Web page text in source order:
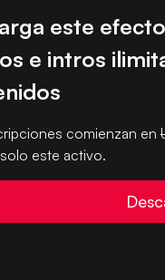
este
e intros
comienzan en
este activo.